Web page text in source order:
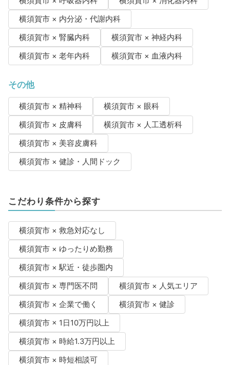
横須賀市 × 内分泌・代謝内科
横須賀市 × 腎臓内科
横須賀市 × 神経内科
横須賀市 × 老年内科
横須賀市 × 血液内科
その他
横須賀市 × 精神科
横須賀市 × 眼科
横須賀市 × 皮膚科
横須賀市 × 人工透析科
横須賀市 × 美容皮膚科
横須賀市 × 健診・人間ドック
こだわり条件から探す
横須賀市 × 救急対応なし
横須賀市 × ゆったりめ勤務
横須賀市 × 駅近・徒歩圏内
横須賀市 × 専門医不問
横須賀市 × 人気エリア
横須賀市 × 企業で働く
横須賀市 × 健診
横須賀市 × 1日10万円以上
横須賀市 × 時給1.3万円以上
横須賀市 × 時短相談可